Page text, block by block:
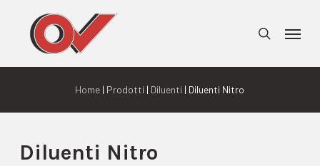
search
Menu
Home | Prodotti | Diluenti | Diluenti Nitro
Diluenti Nitro